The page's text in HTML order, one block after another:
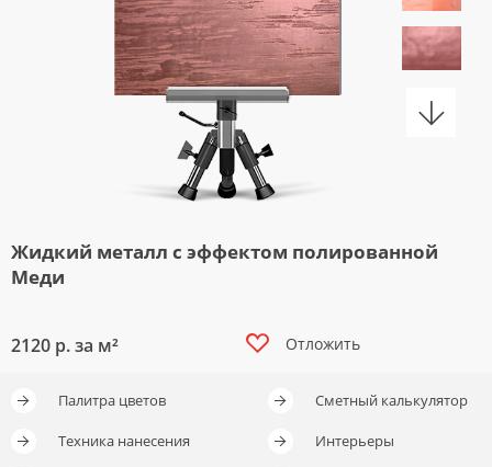
Отложить
Жидкий металл с эффектом полированной
Меди
2120 р. за м² Отложить
Палитра цветов Сметный калькулятор
Техника нанесения Интерьеры
Отложить
Отложить
Отложить